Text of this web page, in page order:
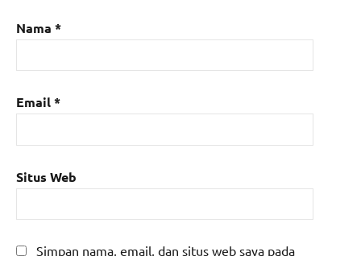
Nama *
Email*
Situs Web
Simpan nama, email, dan situs web saya pada